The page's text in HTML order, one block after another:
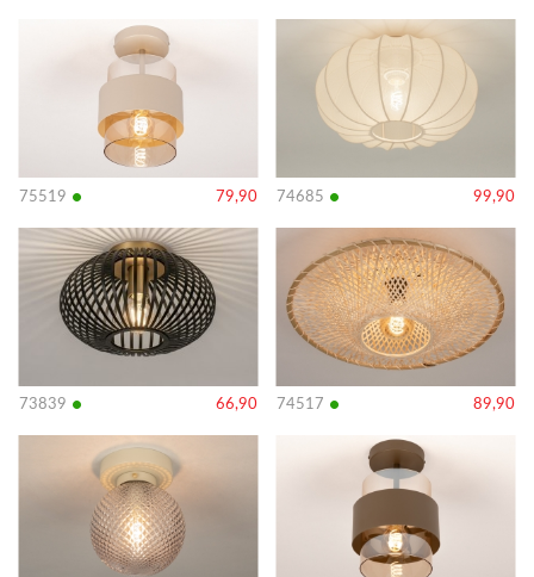
75519 • 79,90 74685 • 99,90
Bekijk
73839 • 66,90
Bekijk
details
74517 • 89,90
Bekijk